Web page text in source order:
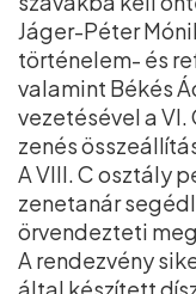
Jáger-Péter
történelem- és
valamint Békés
vezetésével a
zenés
A VIII. C osztály
zenetanár
örvendezteti
A rendezvény
által készített